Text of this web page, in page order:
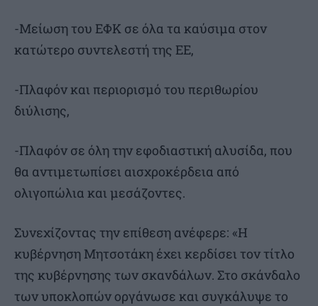
-Μείωση του ΕΦΚ σε όλα τα καύσιμα στον
κατώτερο συντελεστή της ΕΕ,
-Πλαφόν και περιορισμό του περιθωρίου
διύλισης,
-Πλαφόν σε όλη την εφοδιαστική αλυσίδα, που
θα αντιμετωπίσει αισχροκέρδεια από
ολιγοπώλια και μεσάζοντες.
Συνεχίζοντας την επίθεση ανέφερε: «Η
κυβέρνηση Μητσοτάκη έχει κερδίσει τον τίτλο
της κυβέρνησης των σκανδάλων. Στο σκάνδαλο
των υποκλοπών οργάνωσε και συγκάλυψε το